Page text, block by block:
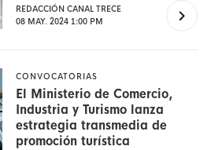
REDACCIÓN CANAL TRECE
08 MAY. 2024 1:00 PM
CONVOCATORIAS
El Ministerio de Comercio,
Industria y Turismo lanza
estrategia transmedia de
promoción turística